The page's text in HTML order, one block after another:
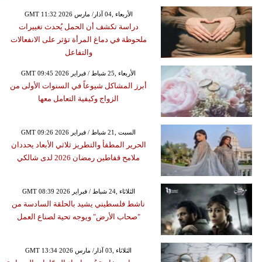
GMT 11:32 2026 الأربعاء ,04 آذار/ مارس
دراسة تكشف أن الحمل يُحدث تغييرات
ملحوظة في دماغ المرأة تؤثر على الانفعالات
والتفاعل
GMT 09:45 2026 الأربعاء ,25 شباط / فبراير
أبرز المشاكل شيوعاً في السنوات الأولى من
الزواج وكيفية التعامل معها
GMT 09:26 2026 السبت ,21 شباط / فبراير
الحرير المطفأ والتطريز ثلاثي الأبعاد يحددان
ملامح قفاطين رمضان 2026 لدى شالكي
GMT 08:39 2026 الثلاثاء ,24 شباط / فبراير
ناشط فلسطيني يشيد بالحلقة السادسة من
"صحاب الأرض" ويوجه تحية لصناع العمل
GMT 13:34 2026 الثلاثاء ,03 آذار/ مارس